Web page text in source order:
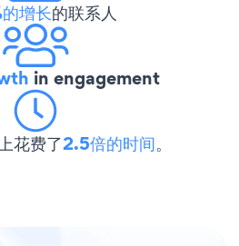
增长的联系人
in engagement
花费了2.5倍的时间。